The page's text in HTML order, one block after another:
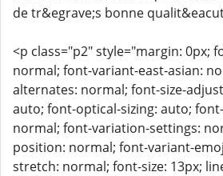
de tr&egrave;s bonne
<p class="p2" style="margin: 0px;
normal; font-variant-east-asian:
alternates: normal; font-size-
auto; font-optical-sizing: auto;
normal; font-variation-settings:
position: normal; font-variant-
stretch: normal; font-size: 13px;